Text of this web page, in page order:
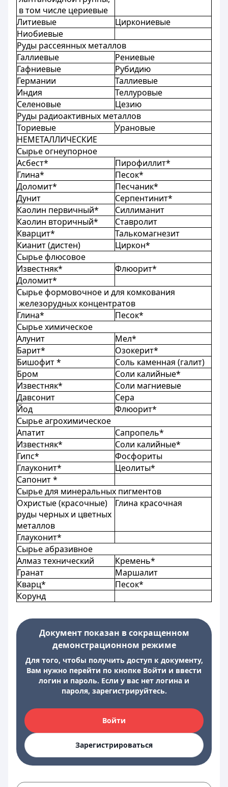
в том числе цериевые
Литиевые
Циркониевые
Ниобиевые
Руды рассеянных металлов
Галлиевые
Рениевые
Гафниевые
Рубидию
Германии
Таллиевые
Индия
Теллуровые
Селеновые
Цезию
Руды радиоактивных металлов
Ториевые
Урановые
НЕМЕТАЛЛИЧЕСКИЕ
Сырье огнеупорное
Асбест*
Пирофиллит*
Глина*
Песок*
Доломит*
Песчаник*
Дунит
Серпентинит*
Каолин первичный*
Силлиманит
Каолин вторичный*
Ставролит
Кварцит*
Талькомагнезит
Кианит (дистен)
Циркон*
Сырье флюсовое
Известняк*
Флюорит*
Доломит*
Сырьеформовочное и для комкования
железорудных концентратов
Глина*
Песок*
Сырье химическое
Алунит
Мел*
Барит*
Озокерит*
Бишофит *
Соль каменная (галит)
Бром
Соли калийные*
Известняк*
Соли магниевые
Давсонит
Сера
Йод
Флюорит*
Сырье агрохимическое
Апатит
Сапропель*
Известняк*
Соли калийные*
Гипс*
Фосфориты
Глауконит*
Цеолиты*
Сапонит *
Сырье для минеральных пигментов
Охристые (красочные)
руды черных и цветных
металлов
Глина красочная
Глауконит*
Сырье абразивное
Алмаз технический
Кремень*
Гранат
Маршалит
Кварц*
Песок*
Корунд
Документ показан в сокращенном
демонстрационном режиме
Для того, чтобы получить доступ к документу,
Вам нужно перейти по кнопке Войти и ввести
логин и пароль. Если у вас нет логина и
пароля, зарегистрируйтесь.
Войти
Зарегистрироваться